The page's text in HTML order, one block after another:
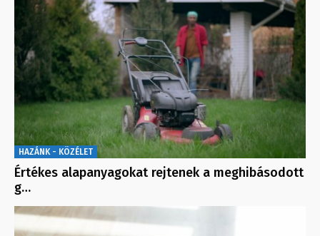
HAZÁNK - KÖZÉLET
Értékes alapanyagokat rejtenek a meghibásodott
g…